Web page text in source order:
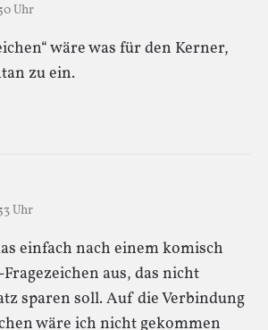
Uhr
wäre was für den Kerner,
zu ein.
Uhr
einfach nach einem komisch
aus, das nicht
sparen soll. Auf die Verbindung
wäre ich nicht gekommen